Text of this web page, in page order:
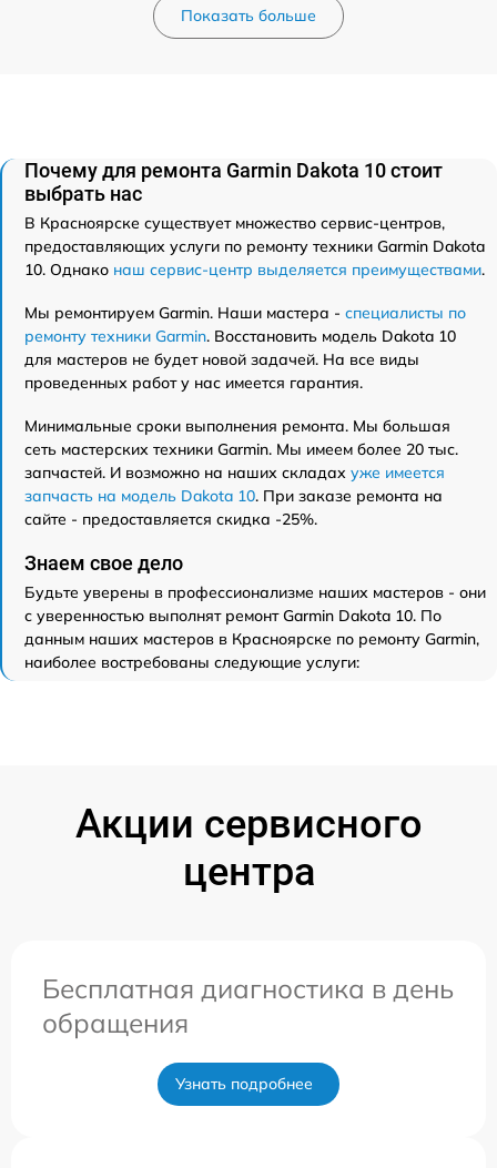
Показать больше
Почему для ремонта Garmin Dakota 10 стоит
выбрать нас
В Красноярске существует множество сервис-центров,
предоставляющих услуги по ремонту техники Garmin Dakota
10. Однако наш сервис-центр выделяется преимуществами.
Мы ремонтируем Garmin. Наши мастера - специалисты по
ремонту техники Garmin. Восстановить модель Dakota 10
для мастеров не будет новой задачей. На все виды
проведенных работ у нас имеется гарантия.
Минимальные сроки выполнения ремонта. Мы большая
сеть мастерских техники Garmin. Мы имеем более 20 тыс.
запчастей. И возможно на наших складах уже имеется
запчасть на модель Dakota 10. При заказе ремонта на
сайте - предоставляется скидка -25%.
Знаем свое дело
Будьте уверены в профессионализме наших мастеров - они
с уверенностью выполнят ремонт Garmin Dakota 10. По
данным наших мастеров в Красноярске по ремонту Garmin,
наиболее востребованы следующие услуги:
Акции сервисного
центра
Бесплатная диагностика в день
обращения
Узнать подробнее